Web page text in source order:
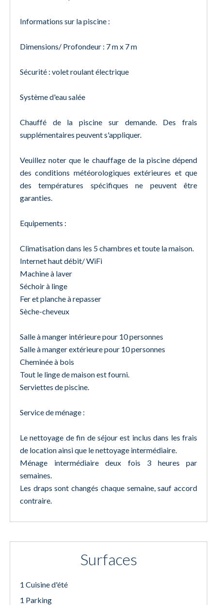
Informations sur la piscine :
Dimensions/ Profondeur : 7 m x 7 m
Sécurité : volet roulant électrique
Système d'eau salée
Chauffé de la piscine sur demande. Des frais
supplémentaires peuvent s'appliquer.
Veuillez noter que le chauffage de la piscine dépend
des conditions météorologiques extérieures et que
des températures spécifiques ne peuvent être
garanties.
Equipements :
Climatisation dans les 5 chambres et toute la maison.
Internet haut débit/ WiFi
Machine à laver
Séchoir à linge
Fer et planche à repasser
Sèche-cheveux
Salle à manger intérieure pour 10 personnes
Salle à manger extérieure pour 10 personnes
Cheminée à bois
Tout le linge de maison est fourni.
Serviettes de piscine.
Service de ménage :
Le nettoyage de fin de séjour est inclus dans les frais
de location ainsi que le nettoyage intermédiaire.
Ménage intermédiaire deux fois 3 heures par
semaines.
Les draps sont changés chaque semaine, sauf accord
contraire.
Surfaces
1 Cuisine d'été
1 Parking